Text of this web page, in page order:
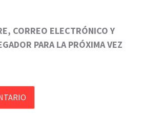
CORREO ELECTRÓNICO Y
PARA LA PRÓXIMA VEZ